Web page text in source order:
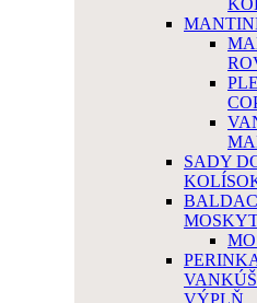
SADY
VÝPLŇ